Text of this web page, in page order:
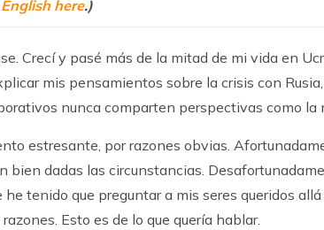
here.)
Crecí y pasé más de la mitad de mi vida en
mis pensamientos sobre la crisis con
nunca comparten perspectivas como la
estresante, por razones obvias.
bien dadas las circunstancias.
tenido que preguntar a mis seres queridos
Esto es de lo que quería hablar.